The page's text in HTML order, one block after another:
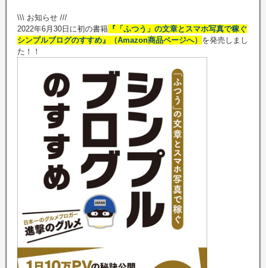
\\\ お知らせ ///
2022年6月30日に初の書籍 『「ふつう」の文章とスマホ写真で稼ぐ
シンプルブログのすすめ』（Amazon商品ページへ） を発売しまし
た！！